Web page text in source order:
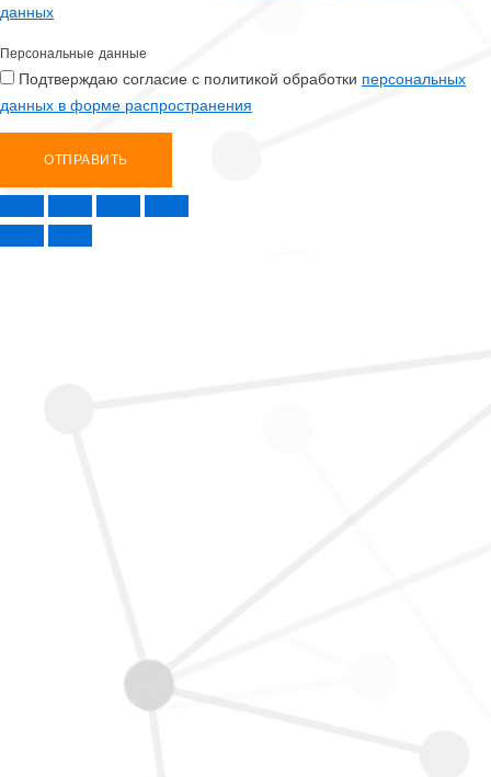
данных
Персональные данные
Подтверждаю согласие с политикой обработки персональных
данных в форме распространения
ОТПРАВИТЬ